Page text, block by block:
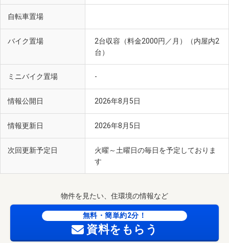
自転車置場
バイク置場
2台収容（料金2000円／月）（内屋内2
台）
ミニバイク置場 -
情報公開日 2026年8月5日
情報更新日 2026年8月5日
次回更新予定日
火曜～土曜日の毎日を予定しておりま
す
物件を見たい、住環境の情報など
無料・簡単約2分！
資料をもらう